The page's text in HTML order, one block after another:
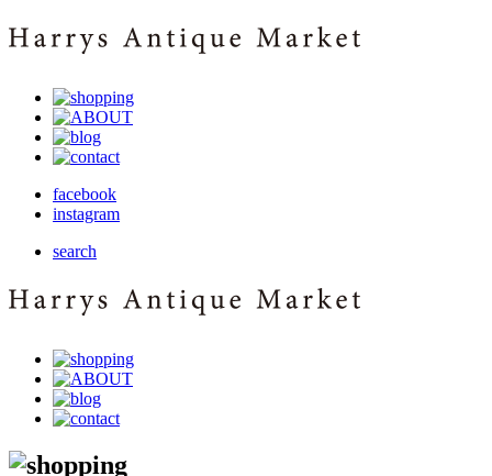
facebook
instagram
search